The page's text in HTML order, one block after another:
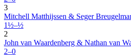
3
Mitchell Matthijssen & Seger
1½–½
2
John van Waardenberg & Nathan van
2–0